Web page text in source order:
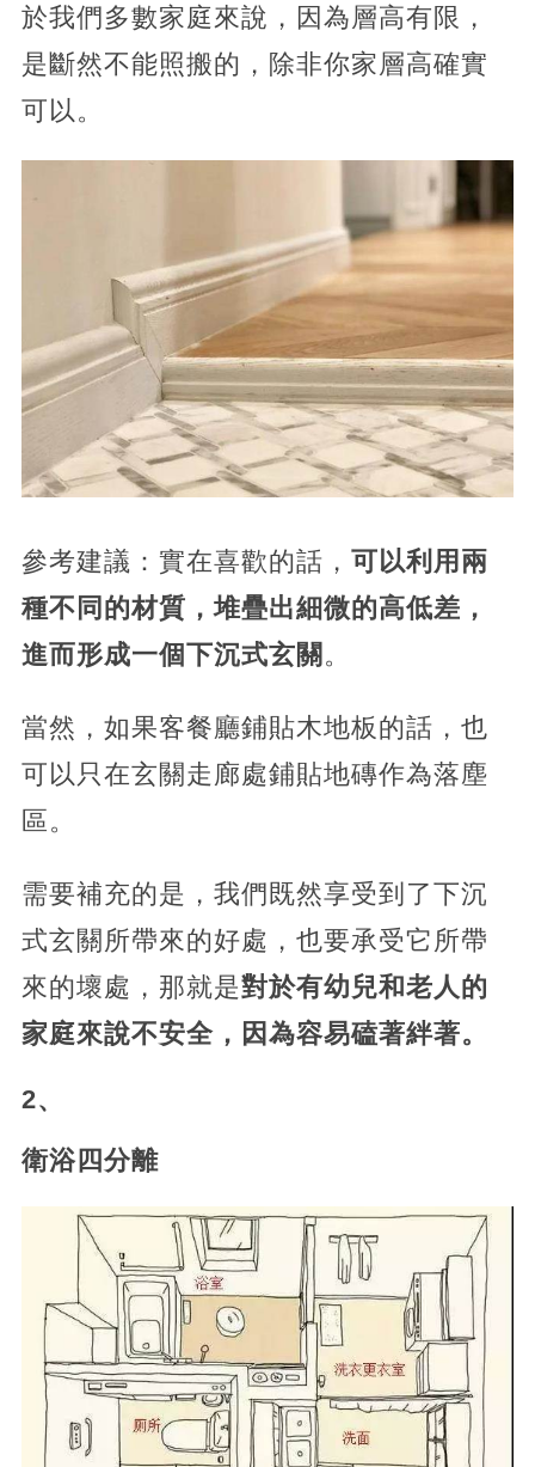
於我們多數家庭來說，因為層高有限，
是斷然不能照搬的，除非你家層高確實
可以。
參考建議：實在喜歡的話， 可以利用兩
種不同的材質，堆疊出細微的高低差，
進而形成一個下沉式玄關 。
當然，如果客餐廳鋪貼木地板的話，也
可以只在玄關走廊處鋪貼地磚作為落塵
區。
需要補充的是，我們既然享受到了下沉
式玄關所帶來的好處，也要承受它所帶
來的壞處，那就是對於有幼兒和老人的
家庭來說不安全，因為容易磕著絆著。
2、
衛浴四分離